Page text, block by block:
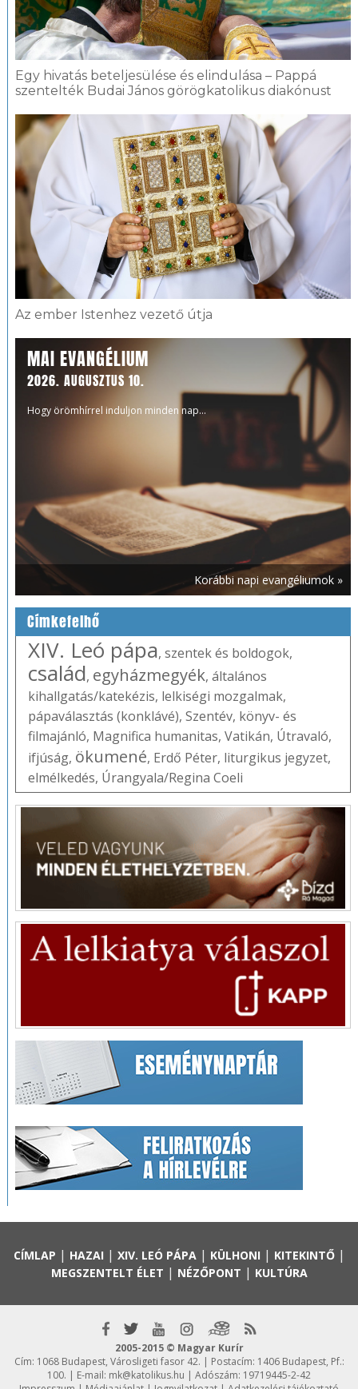
Egy hivatás beteljesülése és elindulása – Pappá
szentelték Budai János görögkatolikus diakónust
Az ember Istenhez vezető útja
MAI EVANGÉLIUM
2026. AUGUSZTUS 10.
Hogy örömhírrel induljon minden nap...
Korábbi napi evangéliumok »
Címkefelhő
XIV. Leó pápa, szentek és boldogok,
család, egyházmegyék, általános
kihallgatás/katekézis, lelkiségi mozgalmak,
pápaválasztás (konklávé), Szentév, könyv- és
filmajánló, Magnifica humanitas, Vatikán, Útravaló,
ifjúság, ökumené, Erdő Péter, liturgikus jegyzet,
elmélkedés, Úrangyala/Regina Coeli
CÍMLAP | HAZAI | XIV. LEÓ PÁPA| KÜLHONI | KITEKINTŐ|
MEGSZENTELT ÉLET | NÉZŐPONT | KULTÚRA
2005-2015 © Magyar Kurír
Cím: 1068 Budapest, Városligeti fasor 42. | Postacím: 1406 Budapest, Pf.:
100. | E-mail: mk@katolikus.hu | Adószám: 19719445-2-42